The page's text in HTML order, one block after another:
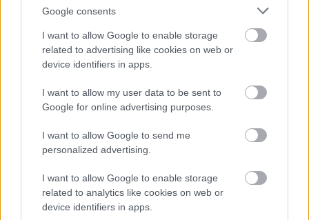
Google consents
I want to allow Google to enable storage
related to advertising like cookies on web or
device identifiers in apps.
I want to allow my user data to be sent to
Google for online advertising purposes.
I want to allow Google to send me
personalized advertising.
I want to allow Google to enable storage
related to analytics like cookies on web or
device identifiers in apps.
Őrület: magyar klubnál lehet profi labdarúgó Usain
Hazai érdeklődésről is hallani!
2018.07.19.